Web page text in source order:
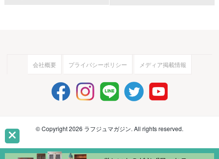
会社概要 プライバシーポリシー メディア掲載情報
© Copyright 2026 ラフジュマガジン. All rights reserved.